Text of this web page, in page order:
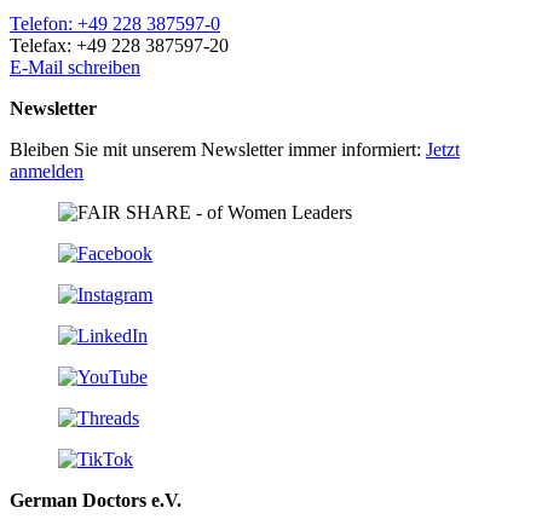
Telefon: +49 228 387597-0
Telefax: +49 228 387597-20
E-Mail schreiben
Newsletter
Bleiben Sie mit unserem Newsletter immer informiert: Jetzt
anmelden
German Doctors e.V.